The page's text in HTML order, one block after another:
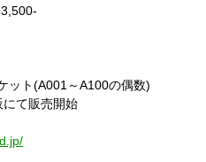
ット(A001～A100の偶数)
て販売開始